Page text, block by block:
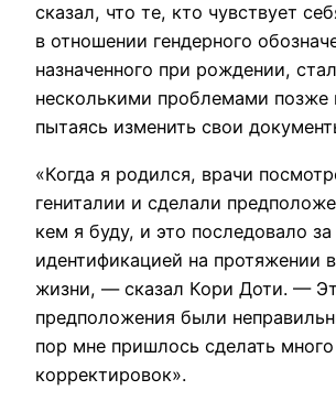
сказал, что те, кто чувствует
в отношении гендерного
назначенного при рождении,
несколькими проблемами позже
пытаясь изменить свои
«Когда я родился, врачи
гениталии и сделали
кем я буду, и это последовало
идентификацией на протяжении
жизни, — сказал Кори Доти. —
предположения были
пор мне пришлось сделать много
корректировок».